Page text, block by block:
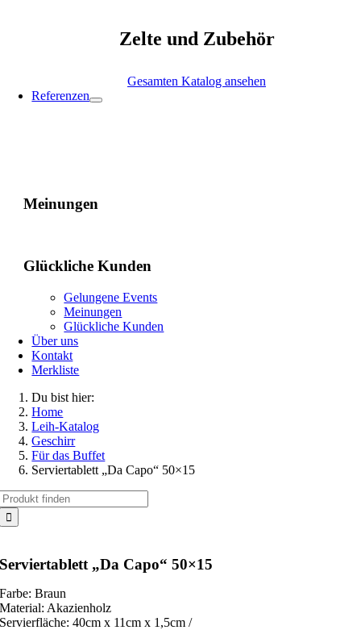
Zelte und Zubehör
Gesamten Katalog ansehen
Referenzen
Meinungen
Glückliche Kunden
Gelungene Events
Meinungen
Glückliche Kunden
Über uns
Kontakt
Merkliste
Du bist hier:
Home
Leih-Katalog
Geschirr
Für das Buffet
Serviertablett „Da Capo“ 50×15
Serviertablett „Da Capo“ 50×15
Farbe: Braun
Material: Akazienholz
Servierfläche: 40cm x 11cm x 1,5cm /